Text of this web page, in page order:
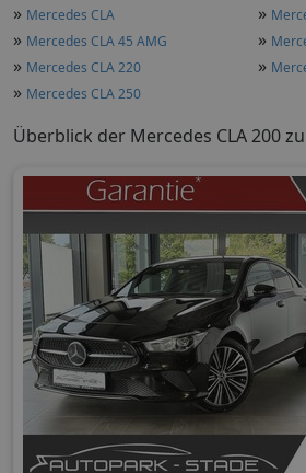
» Mercedes CLA »
» Mercedes CLA 45 AMG »
» Mercedes CLA 220 »
» Mercedes CLA 250
Überblick der Mercedes CLA 200